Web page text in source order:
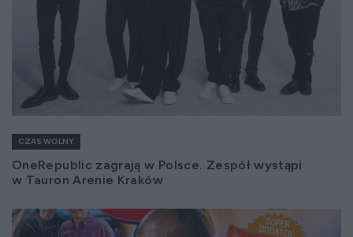
CZAS WOLNY
OneRepublic zagrają w Polsce. Zespół wystąpi
w Tauron Arenie Kraków